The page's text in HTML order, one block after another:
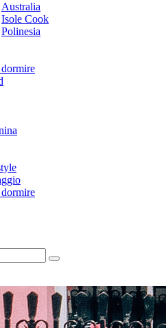
Australia
Isole Cook
Polinesia